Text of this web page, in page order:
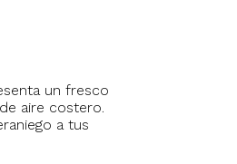
un fresco
aire costero.
a tus